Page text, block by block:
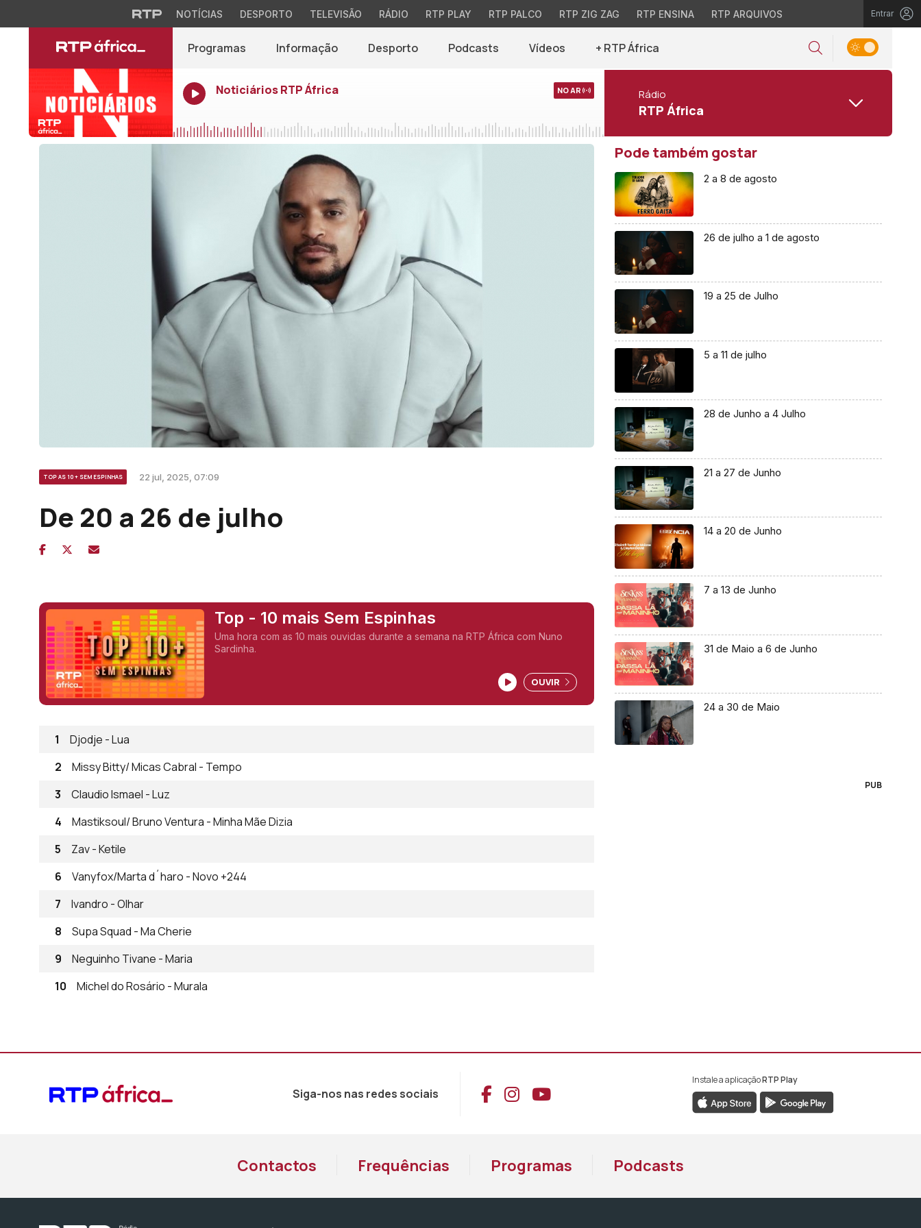
NOTÍCIAS DESPORTO TELEVISÃO RÁDIO RTP PLAY RTP PALCO RTP ZIG ZAG RTP ENSINA RTP ARQUIVOS Entrar
Programas Informação Desporto Podcasts Vídeos + RTP África
Noticiários RTP África NO AR Rádio
RTP África
TOP AS 10 + SEM ESPINHAS 22 jul, 2025, 07:09
De 20 a 26 de julho
Top - 10 mais Sem Espinhas
Uma hora com as 10 mais ouvidas durante a semana na RTP África com Nuno
Sardinha.
OUVIR
1
Djodje - Lua
2
Missy Bitty/ Micas Cabral - Tempo
3
Claudio Ismael - Luz
4
Mastiksoul/ Bruno Ventura - Minha Mãe Dizia
5
Zav - Ketile
6
Vanyfox/Marta d´haro - Novo +244
7
Ivandro - Olhar
8
Supa Squad - Ma Cherie
9
Neguinho Tivane - Maria
10
Michel do Rosário - Murala
Pode também gostar
2 a 8 de agosto
26 de julho a 1 de agosto
19 a 25 de Julho
5 a 11 de julho
28 de Junho a 4 Julho
21 a 27 de Junho
14 a 20 de Junho
7 a 13 de Junho
31 de Maio a 6 de Junho
24 a 30 de Maio
PUB
Siga-nos nas redes sociais Aceder ao Facebook da RTP África
Aceder ao Instagram da RTP África
Aceder ao YouTube da RTP África
Instale a aplicaçãoRTP Play
Contactos Frequências Programas Podcasts